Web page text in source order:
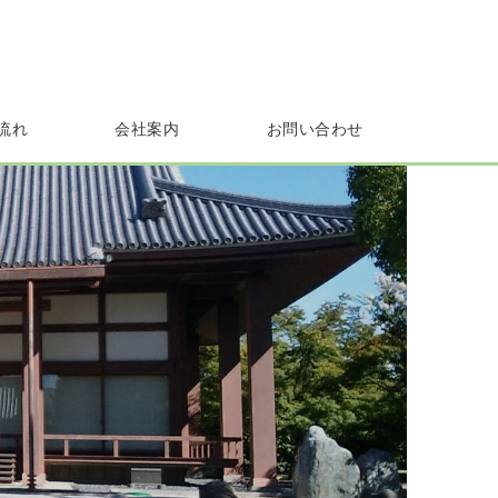
れ 会社案内 お問い合わせ